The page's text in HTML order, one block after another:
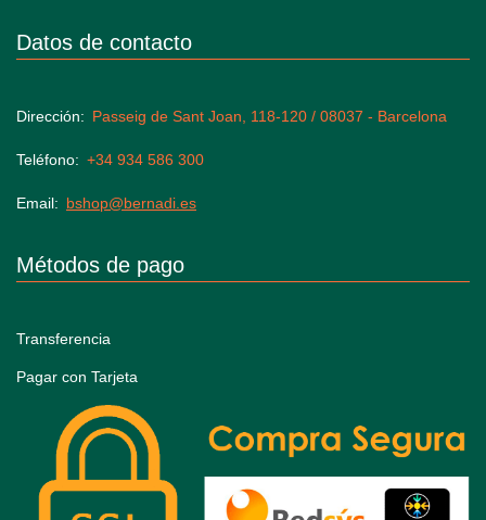
Datos de contacto
Dirección Passeig de Sant Joan, 118-120 / 08037 - Barcelona
Teléfono +34 934 586 300
Email bshop@bernadi.es
Métodos de pago
Transferencia
Pagar con Tarjeta